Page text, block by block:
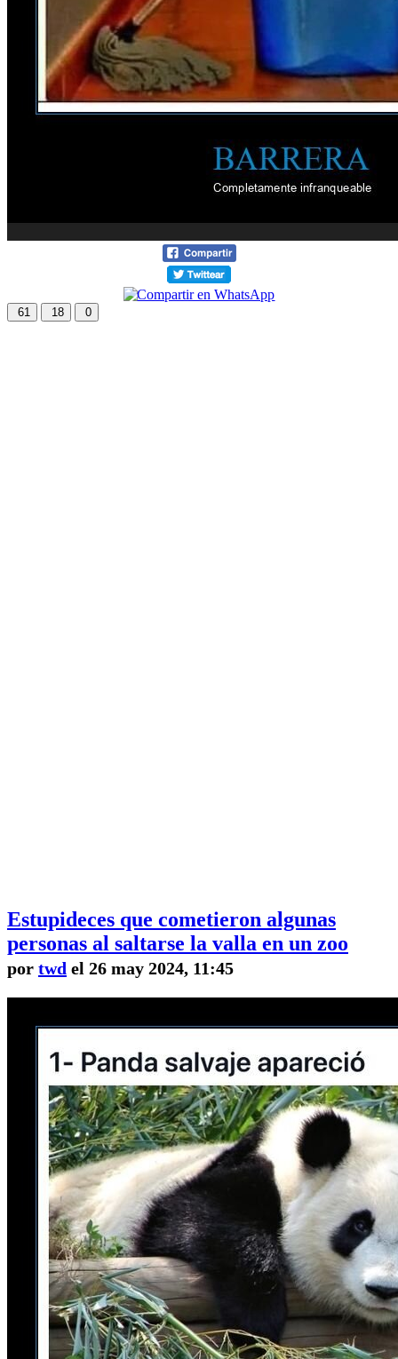
61 18 0
Estupideces que cometieron algunas
personas al saltarse la valla en un zoo
por twd el 26 may 2024, 11:45